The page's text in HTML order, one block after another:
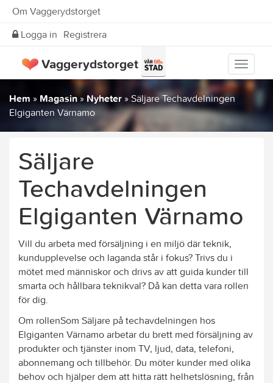
Om Vaggerydstorget
Logga in Registrera
Visa
meny
Vaggerydstorget
Hem » Magasin» Nyheter » Säljare Techavdelningen
Elgiganten Värnamo
Säljare
Techavdelningen
Elgiganten Värnamo
Vill du arbeta med försäljning i en miljö där teknik,
kundupplevelse och laganda står i fokus? Trivs du i
mötet med människor och drivs av att guida kunder till
smarta och hållbara teknikval? Då kan detta vara rollen
för dig.
Om rollenSom Säljare på techavdelningen hos
Elgiganten Värnamo arbetar du brett med försäljning av
produkter och tjänster inom TV, ljud, data, telefoni,
abonnemang och tillbehör. Du möter kunder med olika
behov och hjälper dem att hitta rätt helhetslösning, från